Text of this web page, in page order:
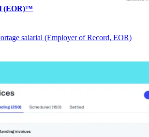
(EOR)™​​
salarial (Employer of Record, EOR)